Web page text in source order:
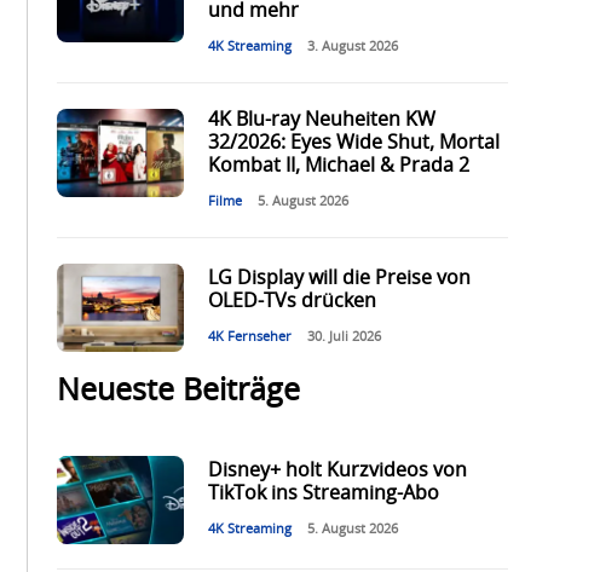
und mehr
4K Streaming 3. August 2026
4K Blu-ray Neuheiten KW
32/2026: Eyes Wide Shut, Mortal
Kombat II, Michael & Prada 2
Filme 5. August 2026
LG Display will die Preise von
OLED-TVs drücken
4K Fernseher 30. Juli 2026
Neueste Beiträge
Disney+ holt Kurzvideos von
TikTok ins Streaming-Abo
4K Streaming 5. August 2026